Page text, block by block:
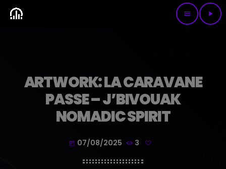
menu play_arrow
ARTWORK: LA CARAVANE
PASSE – J’BIVOUAK
NOMADIC SPIRIT
today 07/08/2025 3